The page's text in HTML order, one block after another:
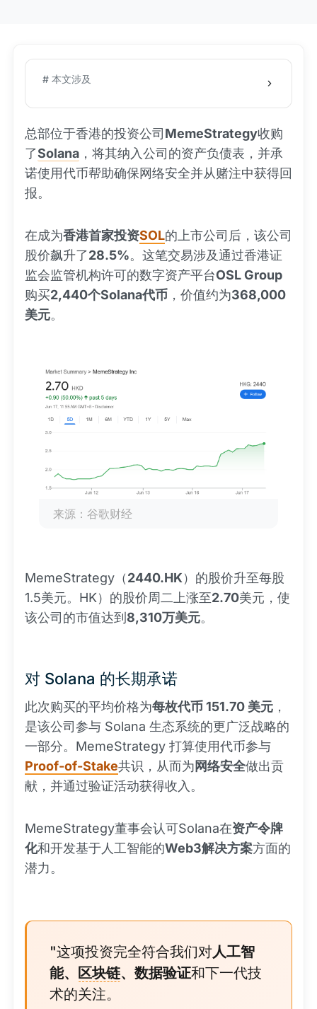
# 本文涉及
总部位于香港的投资公司 MemeStrategy收购
了Solana ，将其纳入公司的资产负债表，并承
诺使用代币帮助确保网络安全并从赌注中获得回
报。
在成为香港首家投资SOL的上市公司后，该公司
股价飙升了28.5%。这笔交易涉及通过香港证
监会监管机构许可的数字资产平台OSL Group
购买2,440个Solana代币 ，价值约为368,000
美元。
来源：谷歌财经
MemeStrategy（2440.HK）的股价升至每股
1.5美元。HK）的股价周二上涨至2.70美元，使
该公司的市值达到8,310万美元。
对 Solana 的长期承诺
此次购买的平均价格为每枚代币 151.70 美元 ，
是该公司参与 Solana 生态系统的更广泛战略的
一部分。MemeStrategy 打算使用代币参与
Proof-of-Stake共识，从而为网络安全做出贡
献，并通过验证活动获得收入。
MemeStrategy董事会认可Solana在资产令牌
化和开发基于人工智能的Web3解决方案方面的
潜力。
"这项投资完全符合我们对人工智
能、
区块链、数据验证和下一代技
术的关注。